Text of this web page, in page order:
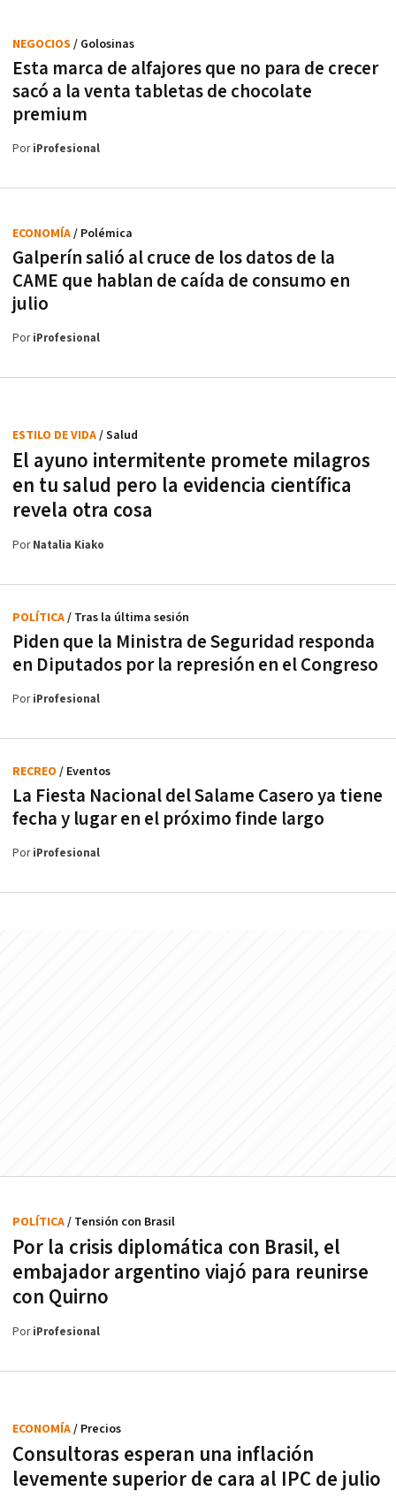
Esta marca de alfajores que no para de crecer
sacó a la venta tabletas de chocolate
premium
NEGOCIOS / Golosinas
PoriProfesional
Galperín salió al cruce de los datos de la
CAME que hablan de caída de consumo en
julio
ECONOMÍA/ Polémica
PoriProfesional
El ayuno intermitente promete milagros
en tu salud pero la evidencia científica
revela otra cosa
ESTILO DE VIDA/ Salud
PorNatalia Kiako
Piden que la Ministra de Seguridad responda
en Diputados por la represión en el Congreso
POLÍTICA/ Tras la última sesión
PoriProfesional
La Fiesta Nacional del Salame Casero ya tiene
fecha y lugar en el próximo finde largo
RECREO / Eventos
PoriProfesional
Por la crisis diplomática con Brasil, el
embajador argentino viajó para reunirse
con Quirno
POLÍTICA/ Tensión con Brasil
PoriProfesional
Consultoras esperan una inflación
levemente superior de cara al IPC de julio
ECONOMÍA/ Precios